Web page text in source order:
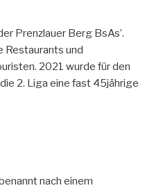
Prenzlauer Berg BsAs’.
Restaurants und
2021 wurde für den
2. Liga eine fast 45jährige
nach einem